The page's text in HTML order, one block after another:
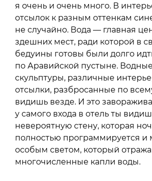
я очень и очень много. В
отсылок к разным оттенкам
не случайно. Вода — главная
здешних мест, ради которой в
бедуины готовы были долго
по Аравийской пустыне.
скульптуры, различные
отсылки, разбросанные по
видишь везде. И это
у самого входа в отель ты
невероятную стену, которая
полностью программируется и
особым светом, который
многочисленные капли воды.